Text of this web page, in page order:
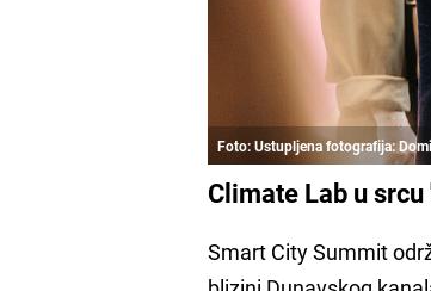
Foto: Ustupljena fotografija:
Climate Lab u
Smart City Summit